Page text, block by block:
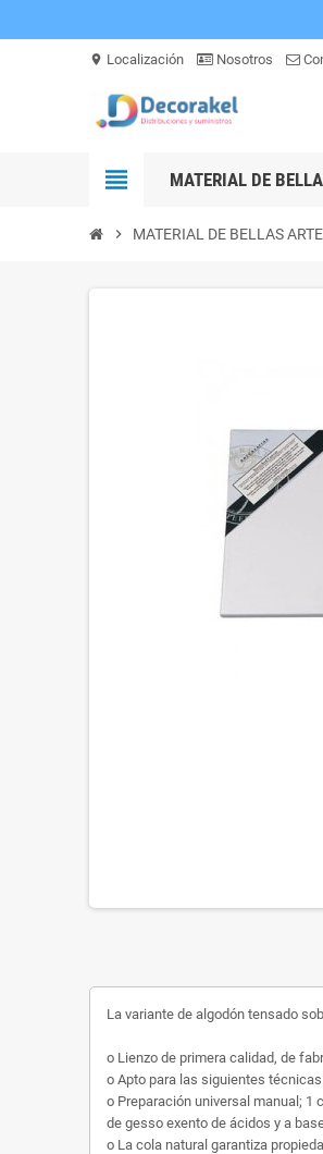
location_on Localización Nosotros
view_headline MATERIAL DE
chevron_right MATERIAL DE BELLAS
La variante de algodón tensado
o Lienzo de primera calidad, de
o Apto para las siguientes
o Preparación universal manual; 1
de gesso exento de ácidos y a
o La cola natural garantiza